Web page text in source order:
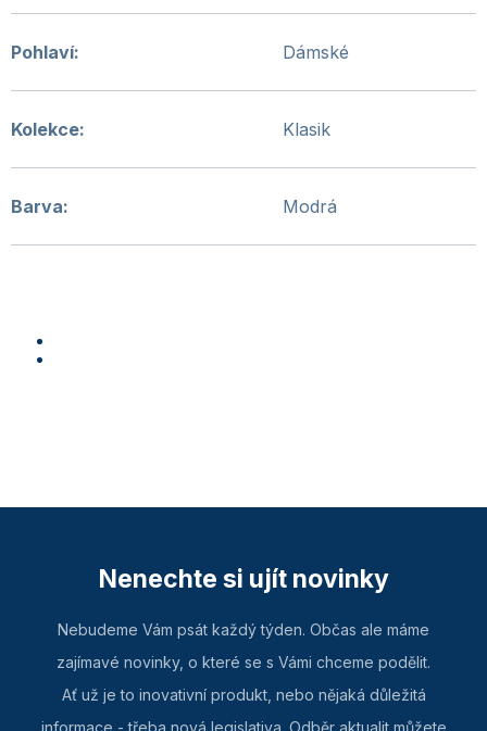
Pohlaví: Dámské
Kolekce: Klasik
Barva: Modrá
Nenechte si ujít novinky
Nebudeme Vám psát každý týden. Občas ale máme
zajímavé novinky, o které se s Vámi chceme podělit.
Ať už je to inovativní produkt, nebo nějaká důležitá